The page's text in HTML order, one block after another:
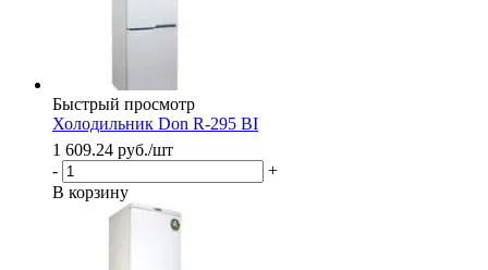
Быстрый просмотр
Холодильник Don R-295 BI
1 609.24 руб./шт
-
+
В корзину